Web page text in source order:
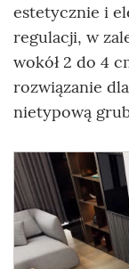
estetycznie i
regulacji, w
wokół 2 do 4
rozwiązanie
nietypową